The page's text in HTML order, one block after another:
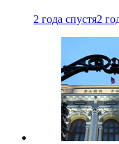
2 года спустя2